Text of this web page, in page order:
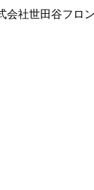
会社世田谷フロ